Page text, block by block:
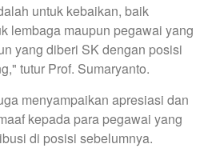
untuk kebaikan, baik
lembaga maupun pegawai yang
yang diberi SK dengan posisi
tutur Prof. Sumaryanto.
menyampaikan apresiasi dan
kepada para pegawai yang
di posisi sebelumnya.